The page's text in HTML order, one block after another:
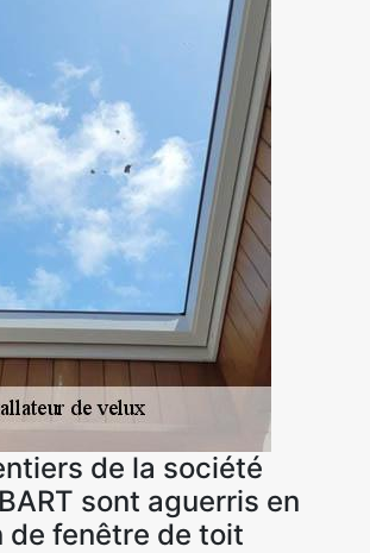
de la société
sont aguerris en
de fenêtre de toit